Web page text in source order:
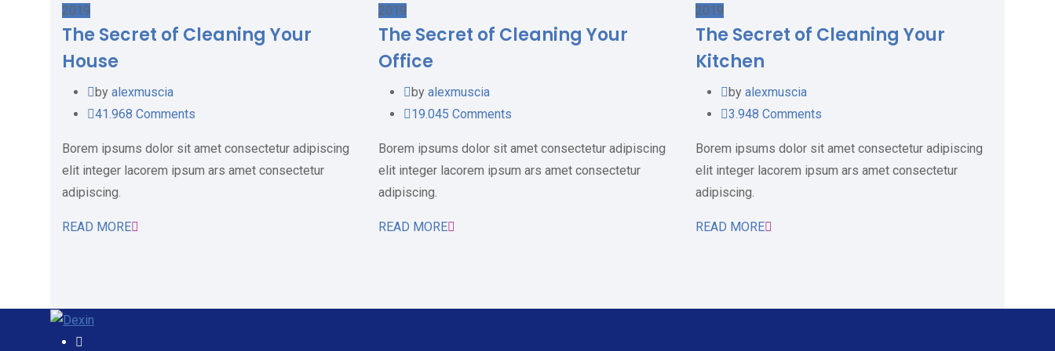
2019
The Secret of Cleaning Your
House
by alexmuscia
41.968 Comments
Borem ipsums dolor sit amet consectetur adipiscing
elit integer lacorem ipsum ars amet consectetur
adipiscing.
READ MORE
2019
The Secret of Cleaning Your
Office
byalexmuscia
19.045 Comments
Borem ipsums dolor sit amet consectetur adipiscing
elit integer lacorem ipsum ars amet consectetur
adipiscing.
READ MORE
2019
The Secret of Cleaning Your
Kitchen
by alexmuscia
3.948 Comments
Borem ipsums dolor sit amet consectetur adipiscing
elit integer lacorem ipsum ars amet consectetur
adipiscing.
READ MORE